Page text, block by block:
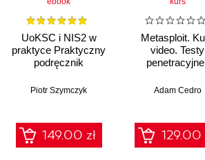
UoKSC i NIS2 w
praktyce Praktyczny
podręcznik
Krajowego Systemu
procedury, audyt dla
zarządów, IT i
compliance
Piotr Szymczyk
149.00 zł
Metasploit.
video. Testy
zabezpieczeń
Adam Cedro
129.00